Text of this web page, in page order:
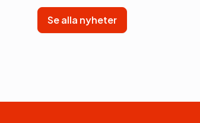
Se alla nyheter